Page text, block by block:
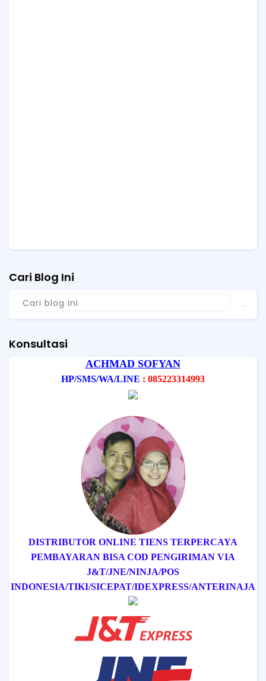
Cari Blog Ini
Konsultasi
ACHMAD SOFYAN
HP/SMS/WA/LINE : 085223314993
DISTRIBUTOR ONLINE TIENS TERPERCAYA
PEMBAYARAN BISA COD PENGIRIMAN VIA
J&T/JNE/NINJA/POS
INDONESIA/TIKI/SICEPAT/IDEXPRESS/ANTERINAJA